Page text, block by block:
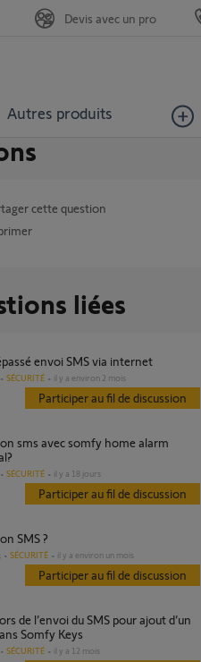
Autres produits
Devis avec un pro
cette question
liées
envoi SMS via internet
SÉCURITÉ il y a environ 2 mois
Participer au fil de discussion
SÉCURITÉ il y a 18 jours
Participer au fil de discussion
SMS ?
SÉCURITÉ il y a environ un mois
Participer au fil de discussion
Somfy Keys
SÉCURITÉ il y a 12 mois